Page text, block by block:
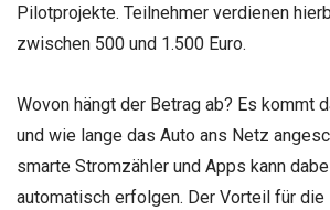
Pilotprojekte. Teilnehmer verdienen
zwischen 500 und 1.500 Euro.
Wovon hängt der Betrag ab? Es kommt
und wie lange das Auto ans Netz
smarte Stromzähler und Apps kann
automatisch erfolgen. Der Vorteil für